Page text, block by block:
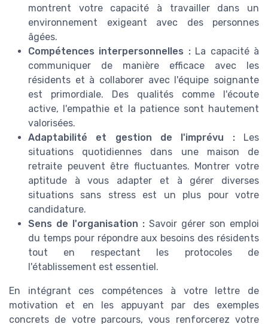
montrent votre capacité à travailler dans un
environnement exigeant avec des personnes
âgées.
Compétences interpersonnelles :La capacité à
communiquer de manière efficace avec les
résidents et à collaborer avec l'équipe soignante
est primordiale. Des qualités comme l'écoute
active, l'empathie et la patience sont hautement
valorisées.
Adaptabilité et gestion de l'imprévu :Les
situations quotidiennes dans une maison de
retraite peuvent être fluctuantes. Montrer votre
aptitude à vous adapter et à gérer diverses
situations sans stress est un plus pour votre
candidature.
Sens de l'organisation : Savoir gérer son emploi
du temps pour répondre aux besoins des résidents
tout en respectant les protocoles de
l'établissement est essentiel.
En intégrant ces compétences à votre lettre de
motivation et en les appuyant par des exemples
concrets de votre parcours, vous renforcerez votre